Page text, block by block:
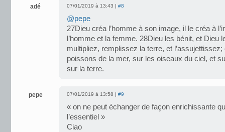
adé 07/01/2019 à 13:43 | #8
@pepe
27Dieu créa l’homme à son image, il le créa à
l’homme et la femme. 28Dieu les bénit, et Dieu
multipliez, remplissez la terre, et
poissons de la mer, sur les oiseaux du ciel, et
sur la terre.
pepe 07/01/2019 à 13:58 | #9
« on ne peut échanger de façon enrichissante
l’essentiel »
Ciao